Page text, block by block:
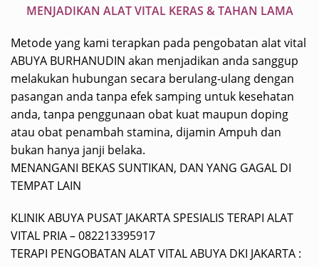
MENJADIKAN ALAT VITAL KERAS & TAHAN LAMA
Metode yang kami terapkan pada pengobatan alat vital
ABUYA BURHANUDIN akan menjadikan anda sanggup
melakukan hubungan secara berulang-ulang dengan
pasangan anda tanpa efek samping untuk kesehatan
anda, tanpa penggunaan obat kuat maupun doping
atau obat penambah stamina, dijamin Ampuh dan
bukan hanya janji belaka.
MENANGANI BEKAS SUNTIKAN, DAN YANG GAGAL DI
TEMPAT LAIN
KLINIK ABUYA PUSAT JAKARTA SPESIALIS TERAPI ALAT
VITAL PRIA – 082213395917
TERAPI PENGOBATAN ALAT VITAL ABUYA DKI JAKARTA :